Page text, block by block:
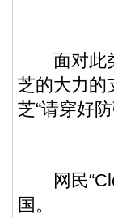
面对此类
芝的大力的
芝“请穿好防
网民
国。